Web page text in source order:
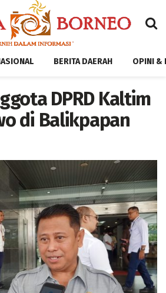
BERITA DAERAH OPINI &
DPRD Kaltim
di Balikpapan